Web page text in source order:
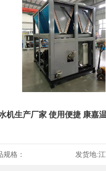
机生产厂家 使用便捷 康嘉
规格： 发货地: